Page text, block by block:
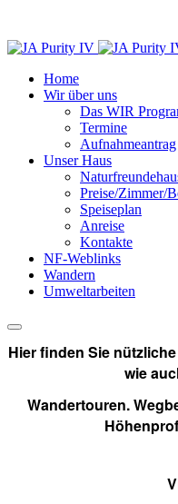
Home
Wir über uns
Das WIR
Termine
Aufnahmeantrag
Unser Haus
Preise/Zimmer/
Speiseplan
Anreise
Kontakte
NF-Weblinks
Wandern
Umweltarbeiten
Hier finden Sie
wie
Wandertouren.